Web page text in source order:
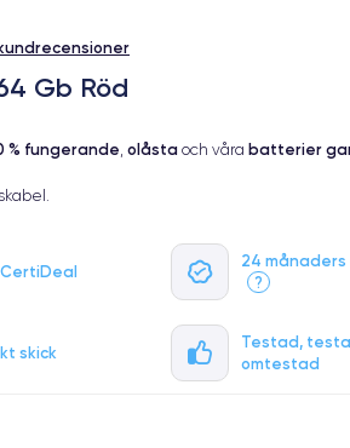
Gb Röd
% fungerande olåsta och våra batterier
24
?
skick
Testad,
omtestad